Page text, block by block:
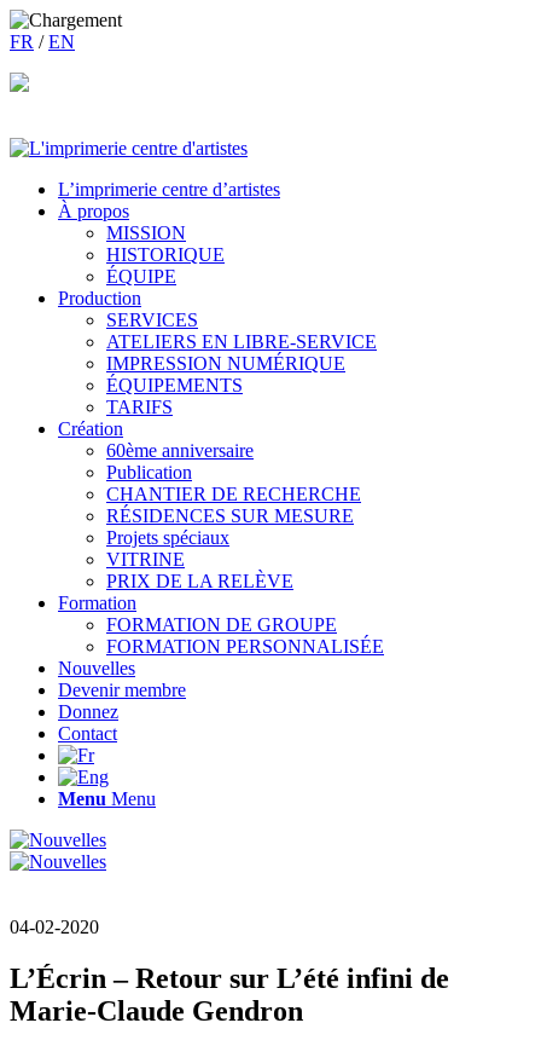
FR /EN
L’imprimerie centre d’artistes
À propos
MISSION
HISTORIQUE
ÉQUIPE
Production
SERVICES
ATELIERS EN LIBRE-SERVICE
IMPRESSION NUMÉRIQUE
ÉQUIPEMENTS
TARIFS
Création
60ème anniversaire
Publication
CHANTIER DE RECHERCHE
RÉSIDENCES SUR MESURE
Projets spéciaux
VITRINE
PRIX DE LA RELÈVE
Formation
FORMATION DE GROUPE
FORMATION PERSONNALISÉE
Nouvelles
Devenir membre
Donnez
Contact
Menu Menu
04-02-2020
L’Écrin – Retour sur L’été infini de
Marie-Claude Gendron